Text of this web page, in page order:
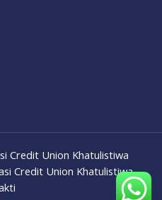
Credit Union Khatulistiwa
Credit Union Khatulistiwa